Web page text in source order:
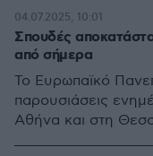
Σπουδές
από σήμερα
Το Ευρωπαϊκό
παρουσιάσεις
Αθήνα και στη
04.07.2025, 10:01